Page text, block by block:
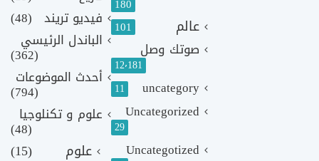
180
عالم 101
صوتك وصل
12٬181
uncategory
11
Uncategorized
29
Uncategotized
فيديو تريند (48)
الباندل الرئيسي
(362)
أحدث الموضوعات
(794)
علوم و تكنلوجيا
(48)
علوم
(15)